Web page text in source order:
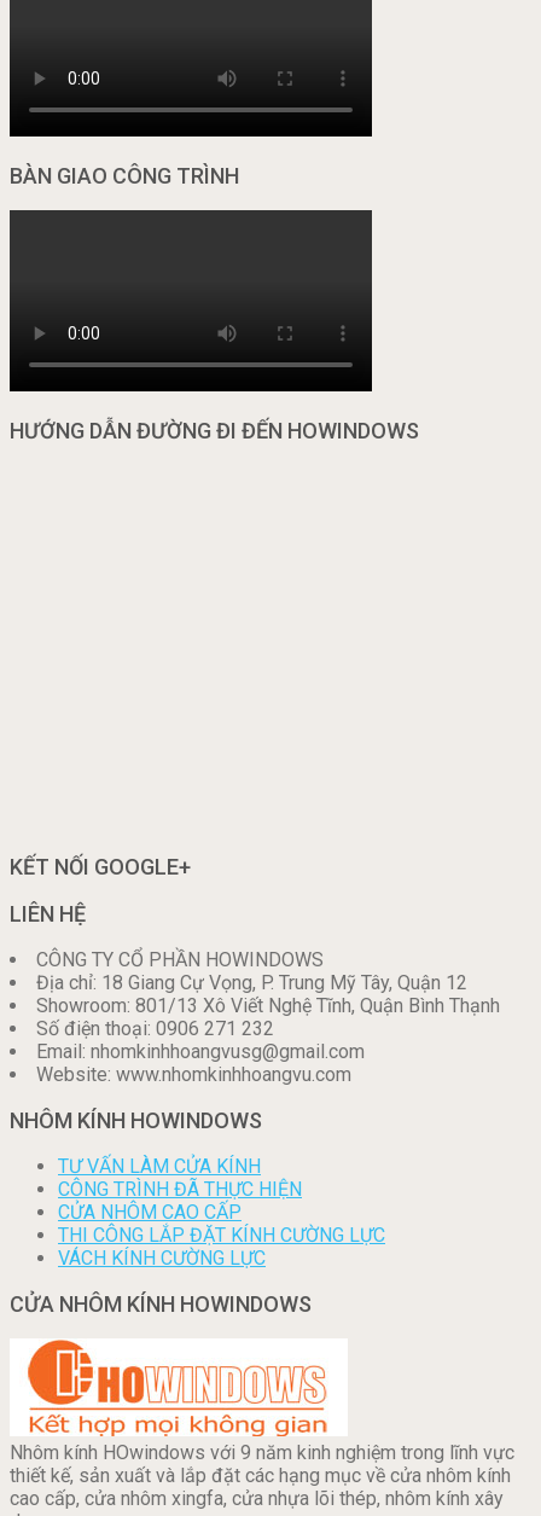
BÀN GIAO CÔNG TRÌNH
HƯỚNG DẪN ĐƯỜNG ĐI ĐẾN HOWINDOWS
KẾT NỐI GOOGLE+
LIÊN HỆ
CÔNG TY CỔ PHẦN HOWINDOWS
Địa chỉ: 18 Giang Cự Vọng, P. Trung Mỹ Tây, Quận 12
Showroom: 801/13 Xô Viết Nghệ Tĩnh, Quận Bình Thạnh
Số điện thoại: 0906 271 232
Email: nhomkinhhoangvusg@gmail.com
Website: www.nhomkinhhoangvu.com
NHÔM KÍNH HOWINDOWS
TƯ VẤN LÀM CỬA KÍNH
CÔNG TRÌNH ĐÃ THỰC HIỆN
CỬA NHÔM CAO CẤP
THI CÔNG LẮP ĐẶT KÍNH CƯỜNG LỰC
VÁCH KÍNH CƯỜNG LỰC
CỬA NHÔM KÍNH HOWINDOWS
Nhôm kính HOwindows với 9 năm kinh nghiệm trong lĩnh vực
thiết kế, sản xuất và lắp đặt các hạng mục về cửa nhôm kính
cao cấp, cửa nhôm xingfa, cửa nhựa lõi thép, nhôm kính xây